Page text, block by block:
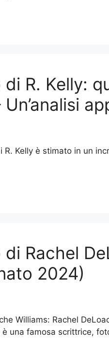
R. Kelly:
Kelly è stimato in un
Rachel
2024)
Williams: Rachel
è una famosa scrittrice,